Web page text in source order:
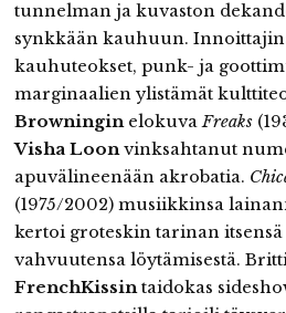
tunnelman ja kuvaston
synkkään kauhuun.
kauhuteokset, punk- ja
marginaalien ylistämät
BrowninginelokuvaFreaks
Visha Loonvinksahtanut
apuvälineenään akrobatia.
(1975/2002) musiikkinsa
kertoi groteskin tarinan itsensä
vahvuutensa löytämisestä.
FrenchKissintaidokas